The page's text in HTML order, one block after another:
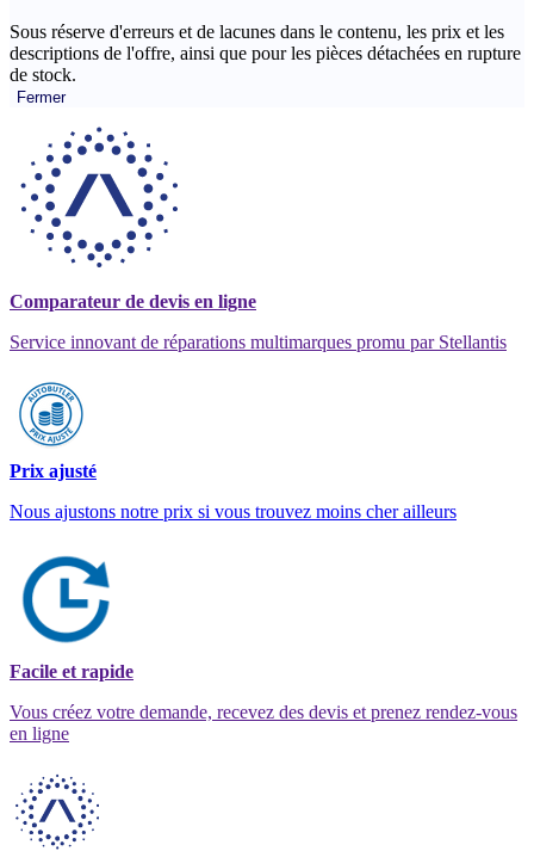
Sous réserve d'erreurs et de lacunes dans le contenu, les prix et les
descriptions de l'offre, ainsi que pour les pièces détachées en rupture
de stock.
Fermer
Comparateur de devis en ligne
Service innovant de réparations multimarques promu par Stellantis
Prix ajusté
Nous ajustons notre prix si vous trouvez moins cher ailleurs
Facile et rapide
Vous créez votre demande, recevez des devis et prenez rendez-vous
en ligne